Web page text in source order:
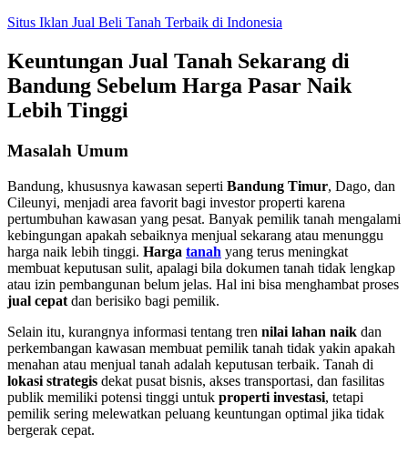
Skip
content
Situs Iklan Jual Beli Tanah Terbaik di Indonesia
Keuntungan Jual Tanah Sekarang di
Bandung Sebelum Harga Pasar Naik
Lebih Tinggi
Masalah Umum
Bandung, khususnya kawasan seperti Bandung Timur, Dago, dan
Cileunyi, menjadi area favorit bagi investor properti karena
pertumbuhan kawasan yang pesat. Banyak pemilik tanah mengalami
kebingungan apakah sebaiknya menjual sekarang atau menunggu
harga naik lebih tinggi. Harga tanah yang terus meningkat
membuat keputusan sulit, apalagi bila dokumen tanah tidak lengkap
atau izin pembangunan belum jelas. Hal ini bisa menghambat proses
jual cepat dan berisiko bagi pemilik.
Selain itu, kurangnya informasi tentang tren nilai lahan naik dan
perkembangan kawasan membuat pemilik tanah tidak yakin apakah
menahan atau menjual tanah adalah keputusan terbaik. Tanah di
lokasi strategis dekat pusat bisnis, akses transportasi, dan fasilitas
publik memiliki potensi tinggi untuk properti investasi, tetapi
pemilik sering melewatkan peluang keuntungan optimal jika tidak
bergerak cepat.